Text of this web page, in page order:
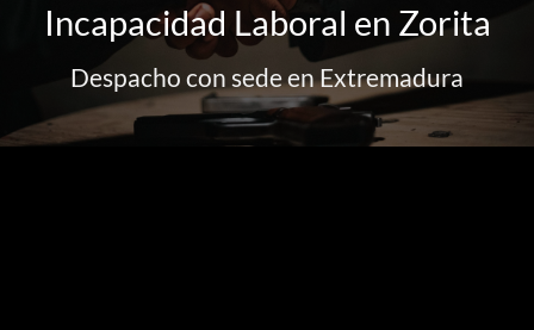
Incapacidad Laboral en Zorita
Despacho con sede en Extremadura